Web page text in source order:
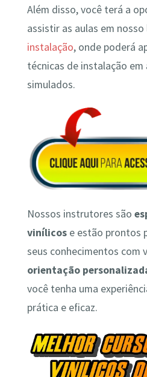
Além disso, você terá a
assistir as aulas em
instalação, onde poderá
técnicas de instalação em
simulados.
Nossos instrutores são
vinílicose estão prontos
seus conhecimentos com
orientação
você tenha uma
prática e eficaz.